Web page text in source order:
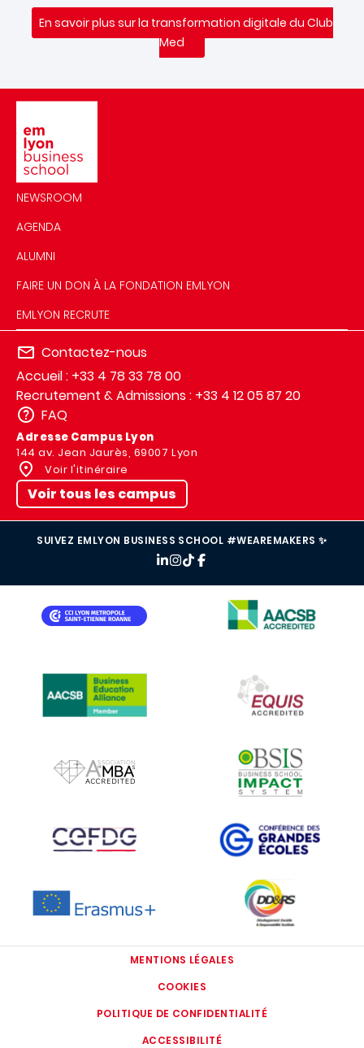
En savoir plus sur la transformation digitale du Club
Med
NEWSROOM
AGENDA
ALUMNI
FAIRE UN DON À LA FONDATION EMLYON
EMLYON RECRUTE
Contactez-nous
Accueil : +33 4 78 33 78 00
Recrutement & Admissions : +33 4 12 05 87 20
FAQ
Adresse Campus Lyon
144 av. Jean Jaurès, 69007 Lyon
Voir l'itinéraire
Voir tous les campus
SUIVEZ EMLYON BUSINESS SCHOOL #WEAREMAKERS ✨
IMAGE
IMAGE
IMAGE
IMAGE
IMAGE IMAGE
MENTIONS LÉGALES
COOKIES
POLITIQUE DE CONFIDENTIALITÉ
ACCESSIBILITÉ